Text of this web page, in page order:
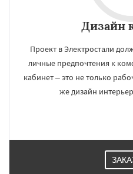
Дизайн
Проект в Электростали
личные предпочтения к
кабинет – это не только
же дизайн